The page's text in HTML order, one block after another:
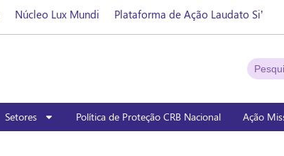
Núcleo Lux Mundi Plataforma de Ação Laudato Si’
Setores Política de Proteção CRB Nacional Ação